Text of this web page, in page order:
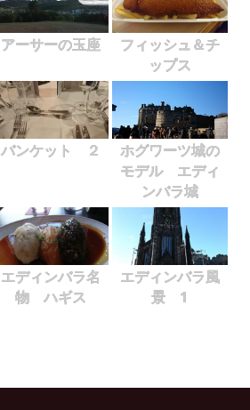
アーサーの玉座
フィッシュ＆チ
ップス
バンケット ２
ホグワーツ城の
モデル エディ
ンバラ城
エディンバラ名
物 ハギス
エディンバラ風
景 1